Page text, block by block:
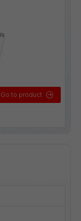
Go to product